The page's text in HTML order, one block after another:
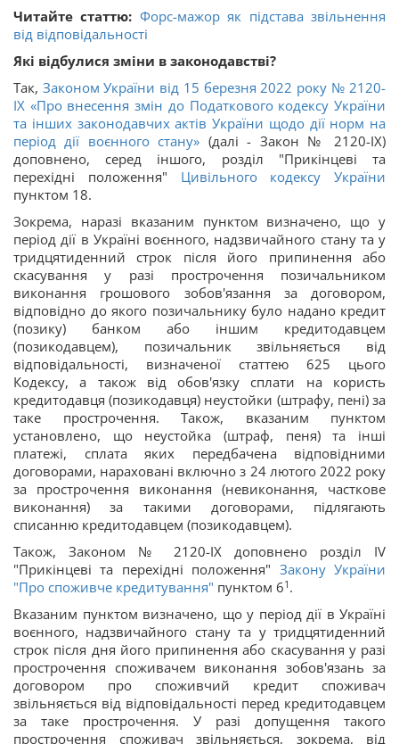
Читайте статтю: Форс-мажор як підстава звільнення
від відповідальності
Які відбулися зміни в законодавстві?
Так, Законом України від 15 березня 2022 року № 2120-
IX «Про внесення змін до Податкового кодексу України
та інших законодавчих актів України щодо дії норм на
період дії воєнного стану» (далі - Закон № 2120-IX)
доповнено, серед іншого, розділ "Прикінцеві та
перехідні положення" Цивільного кодексу України
пунктом 18.
Зокрема, наразі вказаним пунктом визначено, що у
період дії в Україні воєнного, надзвичайного стану та у
тридцятиденний строк після його припинення або
скасування у разі прострочення позичальником
виконання грошового зобов'язання за договором,
відповідно до якого позичальнику було надано кредит
(позику) банком або іншим кредитодавцем
(позикодавцем), позичальник звільняється від
відповідальності, визначеної статтею 625 цього
Кодексу, а також від обов'язку сплати на користь
кредитодавця (позикодавця) неустойки (штрафу, пені) за
таке прострочення. Також, вказаним пунктом
установлено, що неустойка (штраф, пеня) та інші
платежі, сплата яких передбачена відповідними
договорами, нараховані включно з 24 лютого 2022 року
за прострочення виконання (невиконання, часткове
виконання) за такими договорами, підлягають
списанню кредитодавцем (позикодавцем).
Також, Законом № 2120-IX доповнено розділ IV
"Прикінцеві та перехідні положення" Закону України
"Про споживче кредитування" пунктом 61 .
Вказаним пунктом визначено, що у період дії в Україні
воєнного, надзвичайного стану та у тридцятиденний
строк після дня його припинення або скасування у разі
прострочення споживачем виконання зобов'язань за
договором про споживчий кредит споживач
звільняється від відповідальності перед кредитодавцем
за таке прострочення. У разі допущення такого
прострочення споживач звільняється, зокрема, від